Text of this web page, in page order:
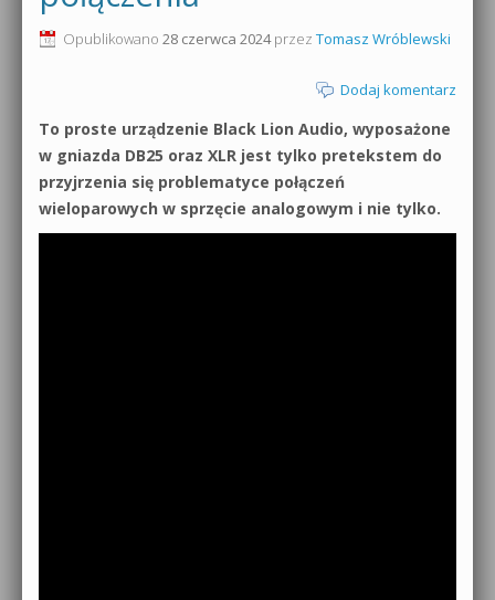
Produkcja muzyczna od podstaw
Sound Forge od podstaw
Dubstep z syntezatorem Massive
0dB.pl - informacje
Materiały dla mediów
Archiwum aktualności
Polityka prywatności
Opublikowano 28 czerwca 2024przez Tomasz Wróblewski
Dodaj komentarz
To proste urządzenie Black Lion Audio, wyposażone
w gniazda DB25 oraz XLR jest tylko pretekstem do
przyjrzenia się problematyce połączeń
wieloparowych w sprzęcie analogowym i nie tylko.